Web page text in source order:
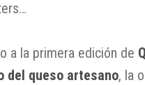
a la primera edición de
del queso artesano, la